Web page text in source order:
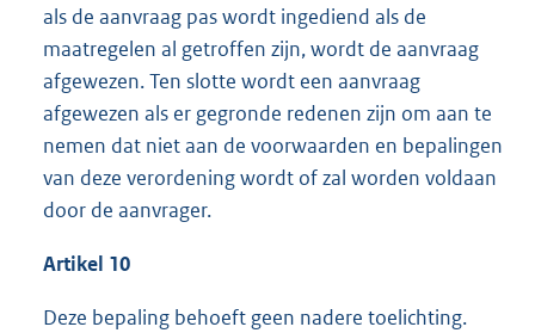
als de aanvraag pas wordt ingediend als de
maatregelen al getroffen zijn, wordt de aanvraag
afgewezen. Ten slotte wordt een aanvraag
afgewezen als er gegronde redenen zijn om aan te
nemen dat niet aan de voorwaarden en bepalingen
van deze verordening wordt of zal worden voldaan
door de aanvrager.
Artikel 10
Deze bepaling behoeft geen nadere toelichting.